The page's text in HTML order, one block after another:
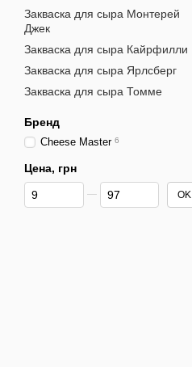
Закваска для сыра Монтерей
Джек
Закваска для сыра Кайрфилли
Закваска для сыра Ярлсберг
Закваска для сыра Томме
Бренд
Cheese Master 6
Цена, грн
От Цена, грн
До Цена, грн OK